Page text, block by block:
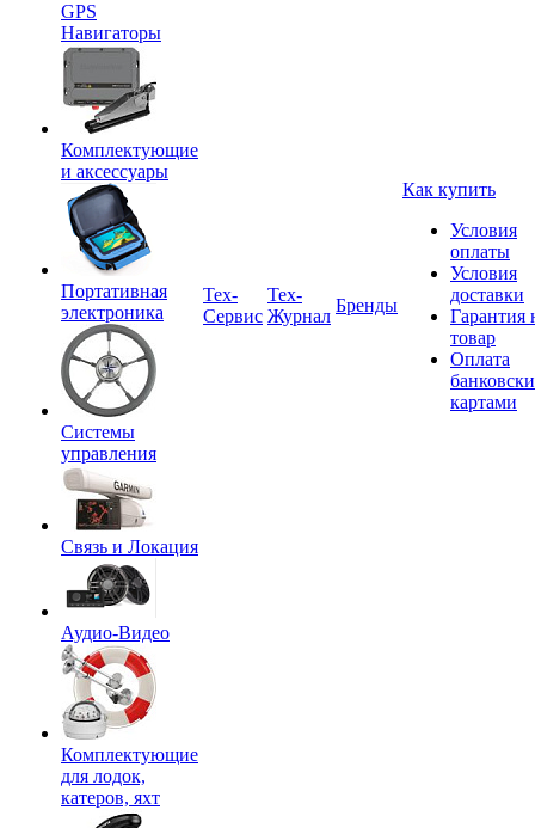
GPS
Навигаторы
Комплектующие
и аксессуары
Портативная
электроника
Системы
управления
Связь и Локация
Аудио-Видео
Комплектующие
для лодок,
катеров, яхт
Tex-
Сервис
Тех-
Журнал
Бренды
Как купить
Условия
оплаты
Условия
доставки
Гарантия
товар
Оплата
картами